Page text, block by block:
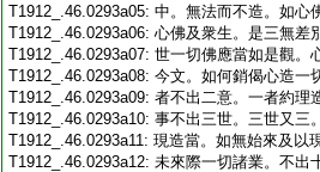
T1912_.46.0293a05: 中。無法而不造。如心
T1912_.46.0293a06: 心佛及衆生。是三無差
T1912_.46.0293a07: 世一切佛應當如是觀。
T1912_.46.0293a08: 今文。如何銷偈心造一
T1912_.46.0293a09: 者不出二意。一者約理
T1912_.46.0293a10: 事不出三世。三世又三
T1912_.46.0293a11: 現造當。如無始來及以
T1912_.46.0293a12: 未來際一切諸業。不出